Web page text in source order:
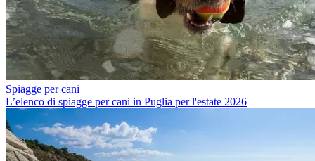
Spiagge per cani
L’elenco di spiagge per cani in Puglia per l'estate 2026